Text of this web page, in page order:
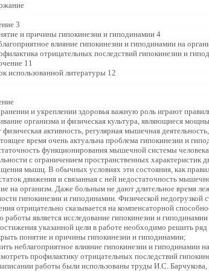
3
и причины гипокинезии и гиподинамии 4
влияние гипокинезии и гиподинамии на
отрицательных последствий гипокинезии и
11
использованной литературы 12
и укреплении здоровья важную роль играют
организма и физическая культура, являющиеся
физическая активность, регулярная мышечная
время очень актуальна проблема гипокинезии и
функционирования мышечной системы
с ограничением пространственных
мышц. В обычных условиях эти состояния, как
движения и связанная с ней недостаточность
на организм. Даже больным не дают длительное время
гипокинезии и гиподинамии. Физической
отрицательно сказывается на компенсаторной
работы является исследование гипокинезии и
указанной цели в работе необходимо решить ряд
понятие и причины гипокинезии и гиподинамии;
неблагоприятное влияние гипокинезии и гиподинамии
профилактику отрицательных последствий
работы были использованы труды И.С.